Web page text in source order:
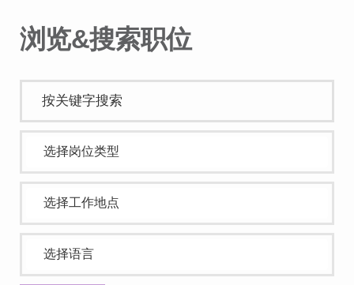
浏览&搜索职位